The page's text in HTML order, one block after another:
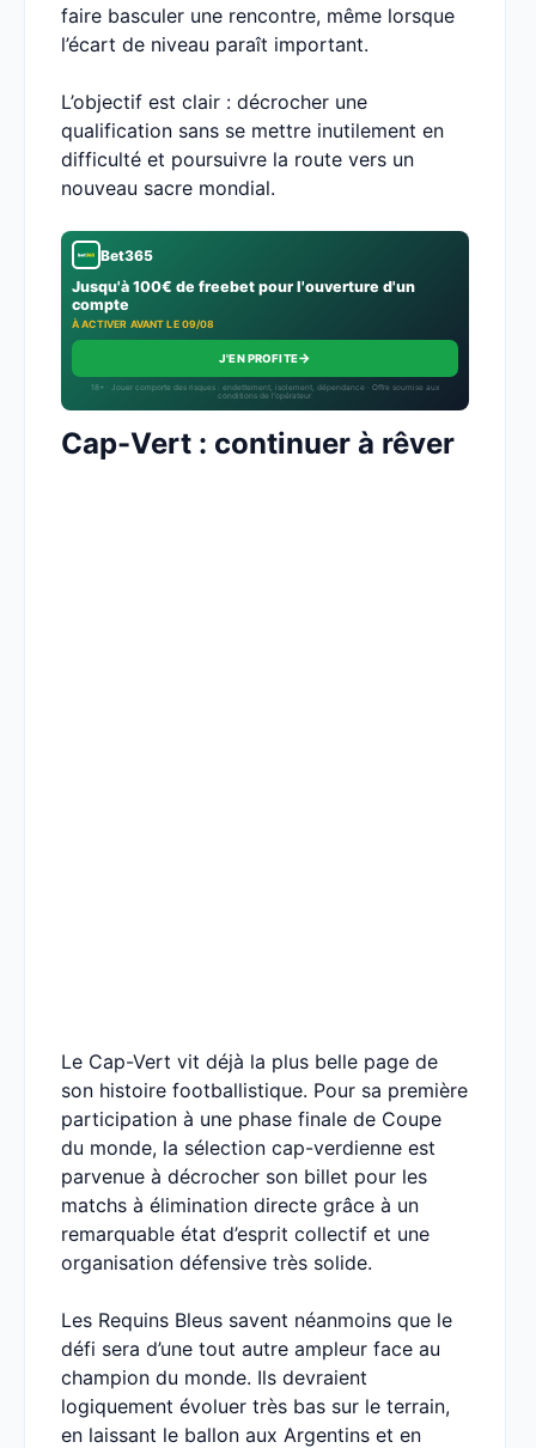
faire basculer une rencontre, même lorsque
l’écart de niveau paraît important.
L’objectif est clair : décrocher une
qualification sans se mettre inutilement en
difficulté et poursuivre la route vers un
nouveau sacre mondial.
Bet365
Jusqu'à 100€ de freebet pour l'ouverture d'un
compte
À ACTIVER AVANT LE 09/08
J'EN PROFITE→
18+ · Jouer comporte des risques : endettement, isolement, dépendance · Offre soumise aux
conditions de l’opérateur.
Cap-Vert : continuer à rêver
Le Cap-Vert vit déjà la plus belle page de
son histoire footballistique. Pour sa première
participation à une phase finale de Coupe
du monde, la sélection cap-verdienne est
parvenue à décrocher son billet pour les
matchs à élimination directe grâce à un
remarquable état d’esprit collectif et une
organisation défensive très solide.
Les Requins Bleus savent néanmoins que le
défi sera d’une tout autre ampleur face au
champion du monde. Ils devraient
logiquement évoluer très bas sur le terrain,
en laissant le ballon aux Argentins et en